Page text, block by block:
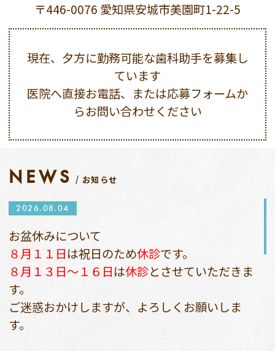
〒446-0076 愛知県安城市美園町1-22-5
現在、夕方に勤務可能な歯科助手を募集し
ています
医院へ直接お電話、または応募フォームか
らお問い合わせください
NEWS お知らせ
2026.08.04
お盆休みについて
８月１１日は祝日のため休診です。
８月１３日〜１６日は休診とさせていただきま
す。
ご迷惑おかけしますが、よろしくお願いしま
す。